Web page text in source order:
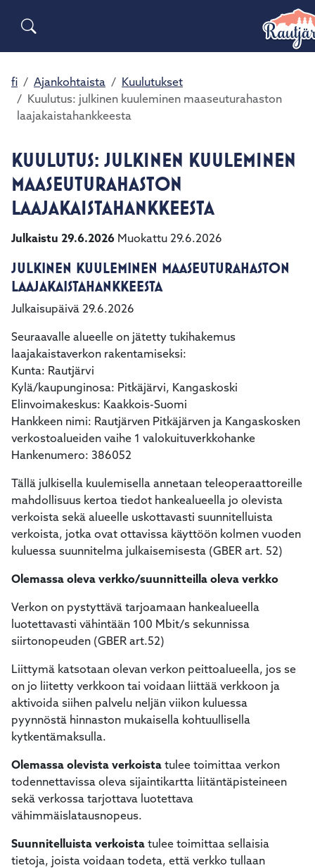
Siirry pääsisältöön
Sähköiset lomakkeet
Asuminen ja ympäristö
Opetus ja kasvatus
Hyvinvointi ja terveys
Kulttuuri ja vapaa-aika
Kunta ja päätöksenteko
Elinvoima ja työ
fi Ajankohtaista
Kuulutukset
Kuulutus: julkinen kuuleminen maaseuturahaston
laajakaistahankkeesta
KUULUTUS: JULKINEN KUULEMINEN
MAASEUTURAHASTON
LAAJAKAISTAHANKKEESTA
Julkaistu 29.6.2026 Muokattu 29.6.2026
JULKINEN KUULEMINEN MAASEUTURAHASTON
LAAJAKAISTAHANKKEESTA
Julkaisupäivä 29.6.2026
Seuraavalle alueelle on jätetty tukihakemus
laajakaistaverkon rakentamiseksi:
Kunta: Rautjärvi
Kylä/kaupunginosa: Pitkäjärvi, Kangaskoski
Elinvoimakeskus: Kaakkois-Suomi
Hankkeen nimi: Rautjärven Pitkäjärven ja Kangaskosken
verkostoalueiden vaihe 1 valokuituverkkohanke
Hankenumero: 386052
Tällä julkisella kuulemisella annetaan teleoperaattoreille
mahdollisuus kertoa tiedot hankealueella jo olevista
verkoista sekä alueelle uskottavasti suunnitelluista
verkoista, jotka ovat ottavissa käyttöön kolmen vuoden
kuluessa suunnitelma julkaisemisesta (GBER art. 52)
Olemassa oleva verkko/suunnitteilla oleva verkko
Verkon on pystyttävä tarjoamaan hankealueella
luotettavasti vähintään 100 Mbit/s sekunnissa
siirtonopeuden (GBER art.52)
Liittymä katsotaan olevan verkon peittoalueella, jos se
on jo liitetty verkkoon tai voidaan liittää verkkoon ja
aktivoida siihen palvelu neljän viikon kuluessa
pyynnöstä hinnaston mukaisella kohtuullisella
kytkentämaksulla.
Olemassa olevista verkoista tulee toimittaa verkon
todennettavissa oleva sijaintikartta liitäntäpisteineen
sekä verkossa tarjottava luotettava
vähimmäislatausnopeus.
Suunnitelluista verkoista tulee toimittaa sellaisia
tietoja, joista voidaan todeta, että verkko tullaan